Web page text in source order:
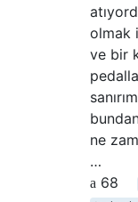
olmak
ve bir
ne
…
68